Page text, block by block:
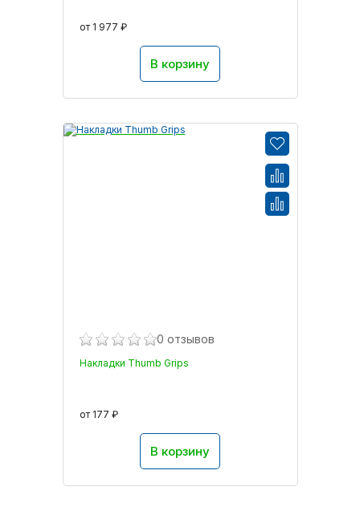
от 1 977 ₽
В корзину
0 отзывов
Накладки Thumb Grips
от 177 ₽
В корзину